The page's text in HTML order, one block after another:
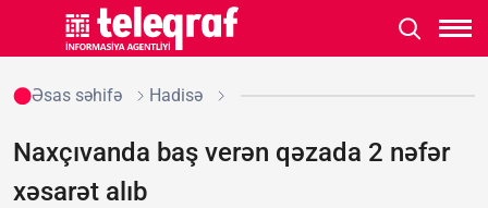
Əsas səhifə Hadisə
Naxçıvanda baş verən qəzada 2 nəfər
xəsarət alıb